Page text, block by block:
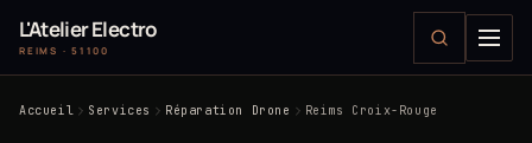
L'Atelier Electro
REIMS · 51100
Accueil Services Réparation Drone Reims Croix-Rouge